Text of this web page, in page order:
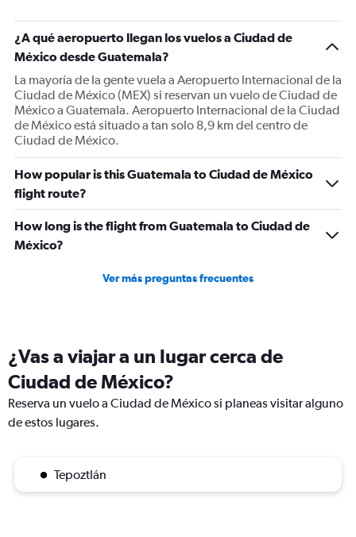
¿A qué aeropuerto llegan los vuelos a Ciudad de
México desde Guatemala?
La mayoría de la gente vuela a Aeropuerto Internacional de la
Ciudad de México (MEX) si reservan un vuelo de Ciudad de
México a Guatemala. Aeropuerto Internacional de la Ciudad
de México está situado a tan solo 8,9 km del centro de
Ciudad de México.
How popular is this Guatemala to Ciudad de México
flight route?
How long is the flight from Guatemala to Ciudad de
México?
Ver más preguntas frecuentes
¿Vas a viajar a un lugar cerca de
Ciudad de México?
Reserva un vuelo a Ciudad de México si planeas visitar alguno
de estos lugares.
Tepoztlán